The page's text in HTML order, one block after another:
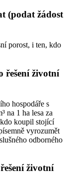
(podat žádost
porost, i ten, kdo
řešení životní
hospodáře s
na 1 ha lesa za
koupil stojící
vyrozumět
odborného
životní